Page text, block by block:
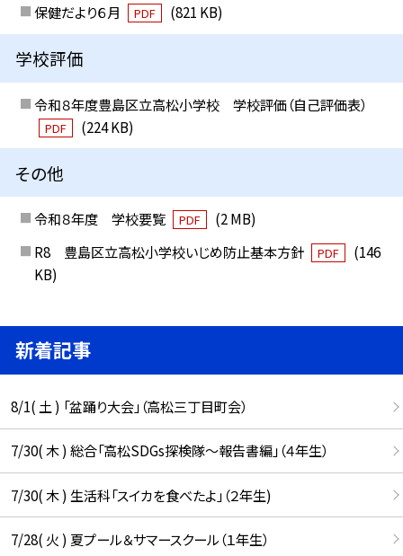
保健だより６月
PDF (821 KB)
学校評価
令和８年度豊島区立高松小学校 学校評価（自己評価表）
PDF (224 KB)
その他
令和８年度 学校要覧 PDF
(2 MB)
R8 豊島区立高松小学校いじめ防止基本方針
PDF
(146
KB)
新着記事
8/1( 土 ) 「盆踊り大会」（高松三丁目町会）
7/30( 木 ) 総合「高松SDGs探検隊〜報告書編」（４年生）
7/30( 木 ) 生活科「スイカを食べたよ」（２年生)
7/28( 火 ) 夏プール＆サマースクール（１年生）